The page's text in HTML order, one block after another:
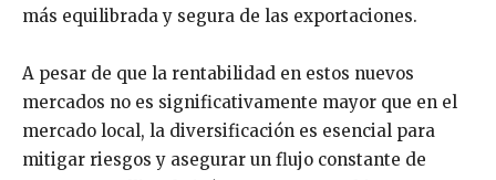
más equilibrada y segura de las exportaciones.
A pesar de que la rentabilidad en estos nuevos
mercados no es significativamente mayor que en el
mercado local, la diversificación es esencial para
mitigar riesgos y asegurar un flujo constante de